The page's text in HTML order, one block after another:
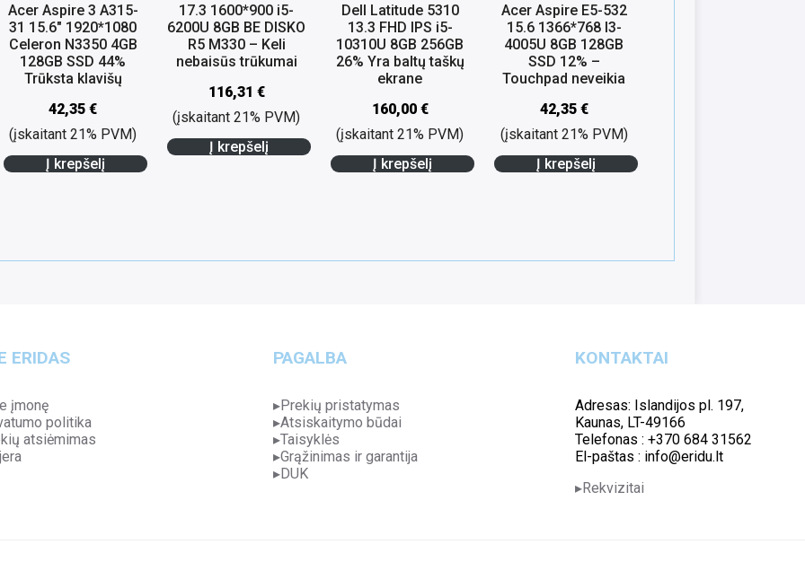
Acer Aspire 3 A315-
31 15.6″ 1920*1080
Celeron N3350 4GB
128GB SSD 44%
Trūksta klavišų
42,35€
(įskaitant 21% PVM)
Į krepšelį
17.3 1600*900 i5-
6200U 8GB BE DISKO
R5 M330 – Keli
nebaisūs trūkumai
116,31 €
(įskaitant 21% PVM)
Į krepšelį
Dell Latitude 5310
13.3 FHD IPS i5-
10310U 8GB 256GB
26% Yra baltų taškų
ekrane
160,00 €
(įskaitant 21% PVM)
Į krepšelį
Acer Aspire E5-532
15.6 1366*768 I3-
4005U 8GB 128GB
SSD 12% –
Touchpad neveikia
42,35 €
(įskaitant 21% PVM)
Į krepšelį
ERIDAS
įmonę
politika
atsiėmimas
PAGALBA
Prekių pristatymas
Atsiskaitymo būdai
Taisyklės
Grąžinimas ir garantija
DUK
KONTAKTAI
Adresas: Islandijos pl. 197,
Kaunas, LT-49166
Telefonas : +370 684 31562
El-paštas : info@eridu.lt
Rekvizitai